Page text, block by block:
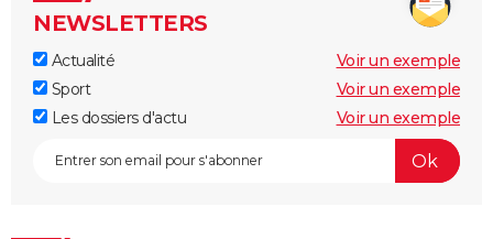
NEWSLETTERS
Actualité
Voir un exemple
Sport
Voir un exemple
Les dossiers d'actu
Voir un exemple